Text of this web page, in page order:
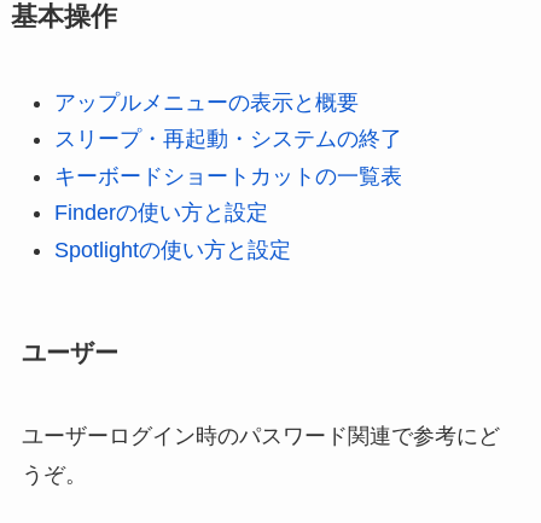
基本操作
アップルメニューの表示と概要
スリープ・再起動・システムの終了
キーボードショートカットの一覧表
Finderの使い方と設定
Spotlightの使い方と設定
ユーザー
ユーザーログイン時のパスワード関連で参考にど
うぞ。